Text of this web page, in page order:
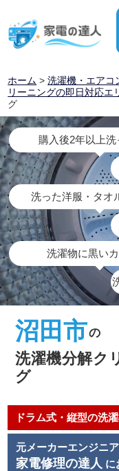
ホーム >洗濯機・エアコ
リーニングの即日対応エ
グ
購入後2年以上
洗った洋服・タオ
洗濯物に黒い
沼田市の
洗濯機分解ク
グ
ドラム式・縦型の洗
元メーカーエンジニ
家電修理の達人 に